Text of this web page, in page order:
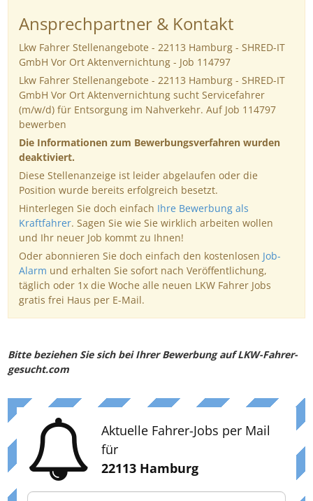
Ansprechpartner & Kontakt
Lkw Fahrer Stellenangebote - 22113 Hamburg - SHRED-IT
GmbH Vor Ort Aktenvernichtung - Job 114797
Lkw Fahrer Stellenangebote - 22113 Hamburg - SHRED-IT
GmbH Vor Ort Aktenvernichtung sucht Servicefahrer
(m/w/d) für Entsorgung im Nahverkehr. Auf Job 114797
bewerben
Die Informationen zum Bewerbungsverfahren wurden
deaktiviert.
Diese Stellenanzeige ist leider abgelaufen oder die
Position wurde bereits erfolgreich besetzt.
Hinterlegen Sie doch einfach Ihre Bewerbung als
Kraftfahrer. Sagen Sie wie Sie wirklich arbeiten wollen
und Ihr neuer Job kommt zu Ihnen!
Oder abonnieren Sie doch einfach den kostenlosen Job-
Alarm und erhalten Sie sofort nach Veröffentlichung,
täglich oder 1x die Woche alle neuen LKW Fahrer Jobs
gratis frei Haus per E-Mail.
Bitte beziehen Sie sich bei Ihrer Bewerbung auf LKW-Fahrer-
gesucht.com
Aktuelle Fahrer-Jobs per Mail
für
22113 Hamburg